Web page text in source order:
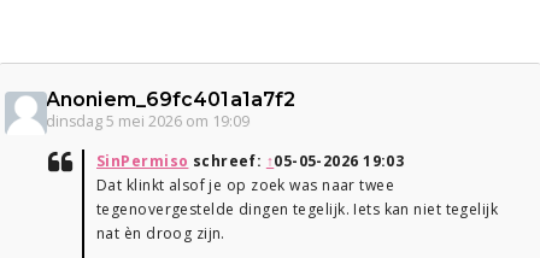
Anoniem_69fc401a1a7f2
dinsdag 5 mei 2026 om 19:09
SinPermiso schreef: ↑05-05-2026 19:03
Dat klinkt alsof je op zoek was naar twee
tegenovergestelde dingen tegelijk. Iets kan niet tegelijk
nat èn droog zijn.